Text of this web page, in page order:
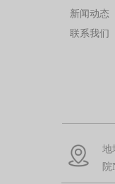
新闻动态
联系我们
地
院